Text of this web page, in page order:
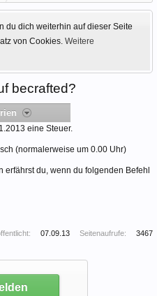
du dich weiterhin auf dieser Seite
von Cookies. Weitere
becrafted?
eine Steuer.
(normalerweise um 0.00 Uhr)
du, wenn du folgenden Befehl
07.09.13 Seitenaufrufe: 3467